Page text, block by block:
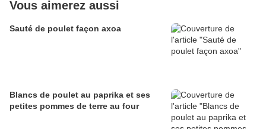
Vous aimerez aussi
Sauté de poulet façon axoa
Blancs de poulet au paprika et ses
petites pommes de terre au four